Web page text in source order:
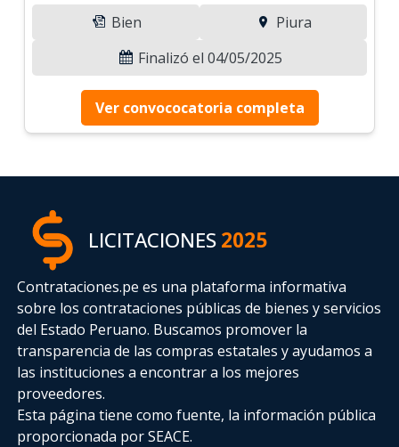
Bien
Piura
Finalizó el 04/05/2025
Ver convococatoria completa
LICITACIONES2025
Contrataciones.pe es una plataforma informativa
sobre los contrataciones públicas de bienes y servicios
del Estado Peruano. Buscamos promover la
transparencia de las compras estatalesy ayudamos a
las instituciones a encontrar a los mejores
proveedores.
Esta página tiene como fuente, la información pública
proporcionada por SEACE.